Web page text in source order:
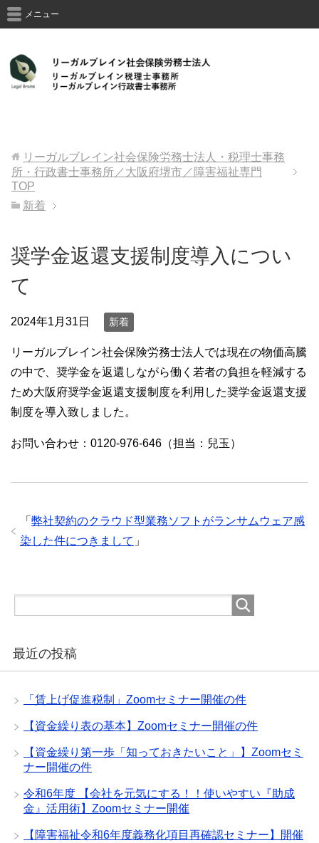
Официальный сайт
клиентам честную игру, стабильные выплаты и большой
ассортимент слотов. Вход на сайт Vavada casino через
рабочее зеркало.
メニュー
リーガルブレイン社会保険労務士法人・税理士事務
所・行政書士事務所／大阪府堺市／障害福祉専門
TOP
新着
奨学金返還支援制度導入につい
て
2024年1月31日 新着
リーガルブレイン社会保険労務士法人では現在の物価高騰
の中で、奨学金を返還しながら働く若者の負担を軽減する
ため大阪府奨学金返還支援制度を利用した奨学金返還支援
制度を導入致しました。
お問い合わせ：0120-976-646（担当：兒玉）
「 弊社契約のクラウド型業務ソフトがランサムウェア感
染した件につきまして 」
最近の投稿
「賃上げ促進税制」Zoomセミナー開催の件
【資金繰り表の基本】Zoomセミナー開催の件
【資金繰り第一歩「知っておきたいこと」】Zoomセミ
ナー開催の件
令和6年度 【会社を元気にする！！使いやすい『助成
金』活用術】Zoomセミナー開催
【障害福祉令和6年度義務化項目再確認セミナー】開催